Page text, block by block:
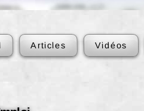
Articles Vidéos